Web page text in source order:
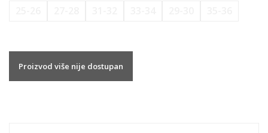
Proizvod više nije dostupan